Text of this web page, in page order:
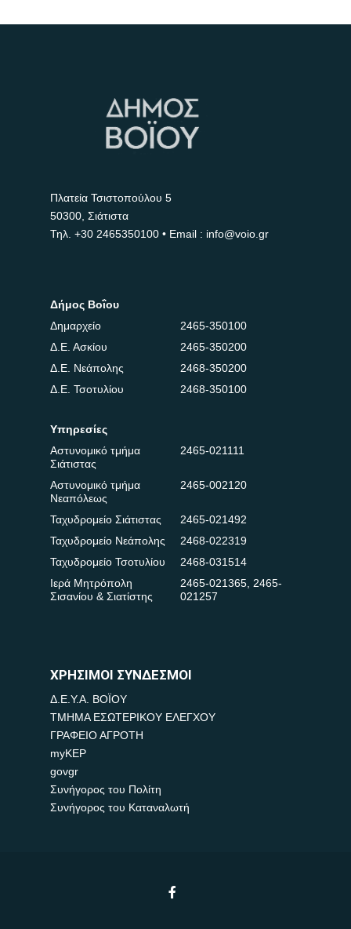
Πλατεία Τσιστοπούλου 5
50300, Σιάτιστα
Τηλ. +30 2465350100 • Email : info@voio.gr
Δήμος Βοΐου
Δημαρχείο
2465-350100
Δ.Ε. Ασκίου
2465-350200
Δ.Ε. Νεάπολης
2468-350200
Δ.Ε. Τσοτυλίου
2468-350100
Υπηρεσίες
Αστυνομικό τμήμα
Σιάτιστας
2465-021111
Αστυνομικό τμήμα
Νεαπόλεως
2465-002120
Ταχυδρομείο Σιάτιστας
2465-021492
Ταχυδρομείο Νεάπολης
2468-022319
Ταχυδρομείο Τσοτυλίου
2468-031514
Ιερά Μητρόπολη
Σισανίου & Σιατίστης
2465-021365, 2465-
021257
ΧΡΗΣΙΜΟΙ ΣΥΝΔΕΣΜΟΙ
Δ.Ε.Υ.Α. ΒΟΪΟΥ
ΤΜΗΜΑ ΕΣΩΤΕΡΙΚΟΥ ΕΛΕΓΧΟΥ
ΓΡΑΦΕΙΟ ΑΓΡΟΤΗ
myKEP
govgr
Συνήγορος του Πολίτη
Συνήγορος του Καταναλωτή